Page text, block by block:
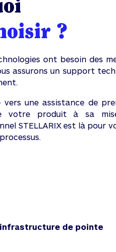
?
ont besoin des
assurons un support
vers une assistance de
votre produit à sa
STELLARIX est là pour
infrastructure de pointe